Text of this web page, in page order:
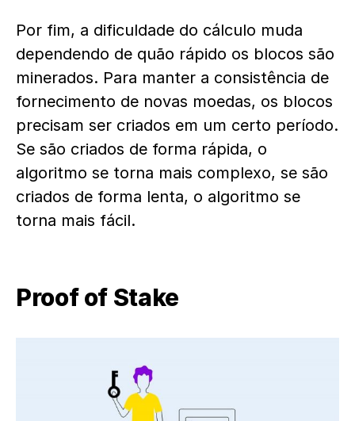
Por fim, a dificuldade do cálculo muda
dependendo de quão rápido os blocos são
minerados. Para manter a consistência de
fornecimento de novas moedas, os blocos
precisam ser criados em um certo período.
Se são criados de forma rápida, o
algoritmo se torna mais complexo, se são
criados de forma lenta, o algoritmo se
torna mais fácil.
Proof of Stake